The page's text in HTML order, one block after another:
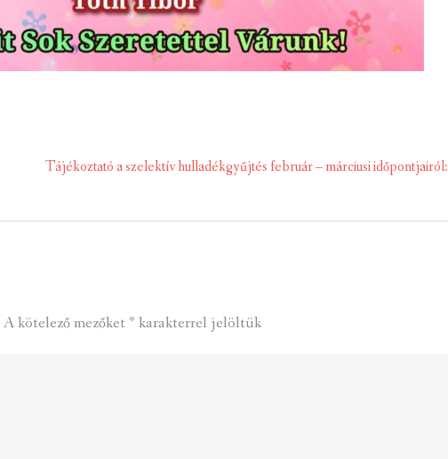
Tájékoztató a szelektív hulladékgyűjtés február – márciusi időpontjairól:
A kötelező mezőket *karakterrel jelöltük